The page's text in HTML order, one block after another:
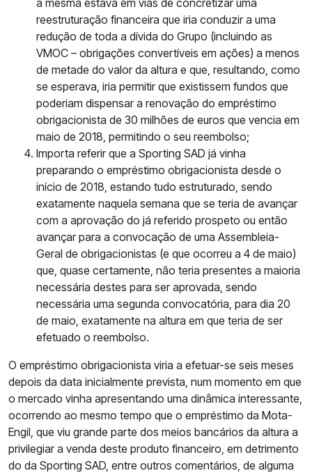
reestruturação financeira que iria conduzir a uma
redução de toda a dívida do Grupo (incluindo as
VMOC – obrigações convertíveis em ações) a menos
de metade do valor da altura e que, resultando, como
se esperava, iria permitir que existissem fundos que
poderiam dispensar a renovação do empréstimo
obrigacionista de 30 milhões de euros que vencia em
maio de 2018, permitindo o seu reembolso;
Importa referir que a Sporting SAD já vinha
preparando o empréstimo obrigacionista desde o
início de 2018, estando tudo estruturado, sendo
exatamente naquela semana que se teria de avançar
com a aprovação do já referido prospeto ou então
avançar para a convocação de uma Assembleia-
Geral de obrigacionistas (e que ocorreu a 4 de maio)
que, quase certamente, não teria presentes a maioria
necessária destes para ser aprovada, sendo
necessária uma segunda convocatória, para dia 20
de maio, exatamente na altura em que teria de ser
efetuado o reembolso.
O empréstimo obrigacionista viria a efetuar-se seis meses
depois da data inicialmente prevista, num momento em que
o mercado vinha apresentando uma dinâmica interessante,
ocorrendo ao mesmo tempo que o empréstimo da Mota-
Engil, que viu grande parte dos meios bancários da altura a
privilegiar a venda deste produto financeiro, em detrimento
do da Sporting SAD, entre outros comentários, de alguma